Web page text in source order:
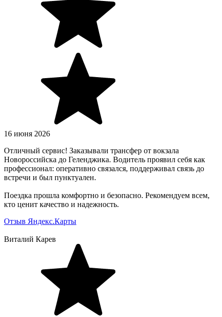
16 июня 2026
Отличный сервис! Заказывали трансфер от вокзала
Новороссийска до Геленджика. Водитель проявил себя как
профессионал: оперативно связался, поддерживал связь до
встречи и был пунктуален.
Поездка прошла комфортно и безопасно. Рекомендуем всем,
кто ценит качество и надежность.
Отзыв Яндекс.Карты
Виталий Карев